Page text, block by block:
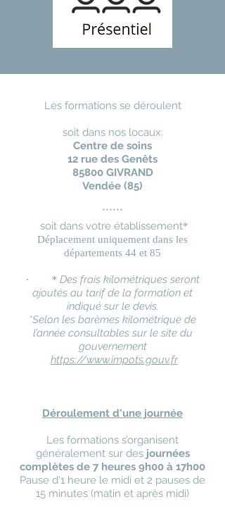
Les formations se déroulent
soit dans nos locaux:
Centre de soins
12 rue des Genêts
85800 GIVRAND
Vendée (85)
******
soit dans votre établissement*
Déplacement uniquement dans les
départements 44 et 85
· * Des frais kilométriques seront
ajoutés au tarif de la formation et
indiqué sur le devis.
*Selon les barèmes kilométrique de
l’année consultables sur le site du
gouvernement
https://www.impots.gouv.fr
Déroulement d'une journée
Les formations s’organisent
généralement sur des journées
complètes de 7 heures 9h00 à 17h00
Pause d'1 heure le midi et 2 pauses de
15 minutes (matin et après midi)